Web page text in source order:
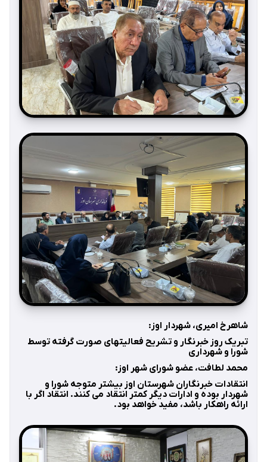
شاهرخ امیری، شهردار اوز:
تبریک روز خبرنگار و تشریح فعالیتهای صورت گرفته توسط
شورا و شهرداری
محمد لطافت، عضو شورای شهر اوز:
انتقادات خبرنگاران شهرستان اوز بیشتر متوجه شورا و
شهردار بوده و ادارات دیگر کمتر انتقاد می کنند. انتقاد اگر با
ارائه راهکار باشد، مفید خواهد بود.